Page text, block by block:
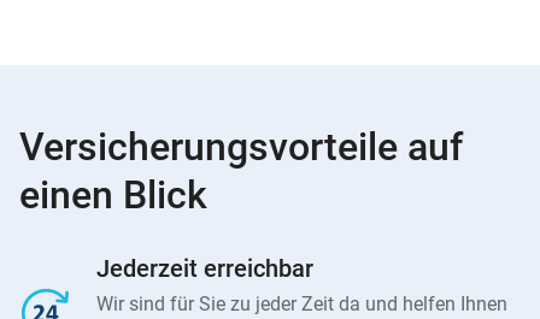
Versicherungsvorteile auf
einen Blick
Jederzeit erreichbar
Wir sind für Sie zu jeder Zeit da und helfen Ihnen